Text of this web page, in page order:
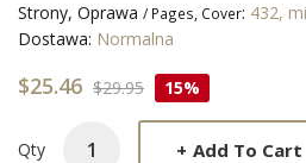
Strony, Oprawa / Pages, Cover: 432,
Dostawa: Normalna
$25.46 $29.95 15%
Qty + Add To Cart